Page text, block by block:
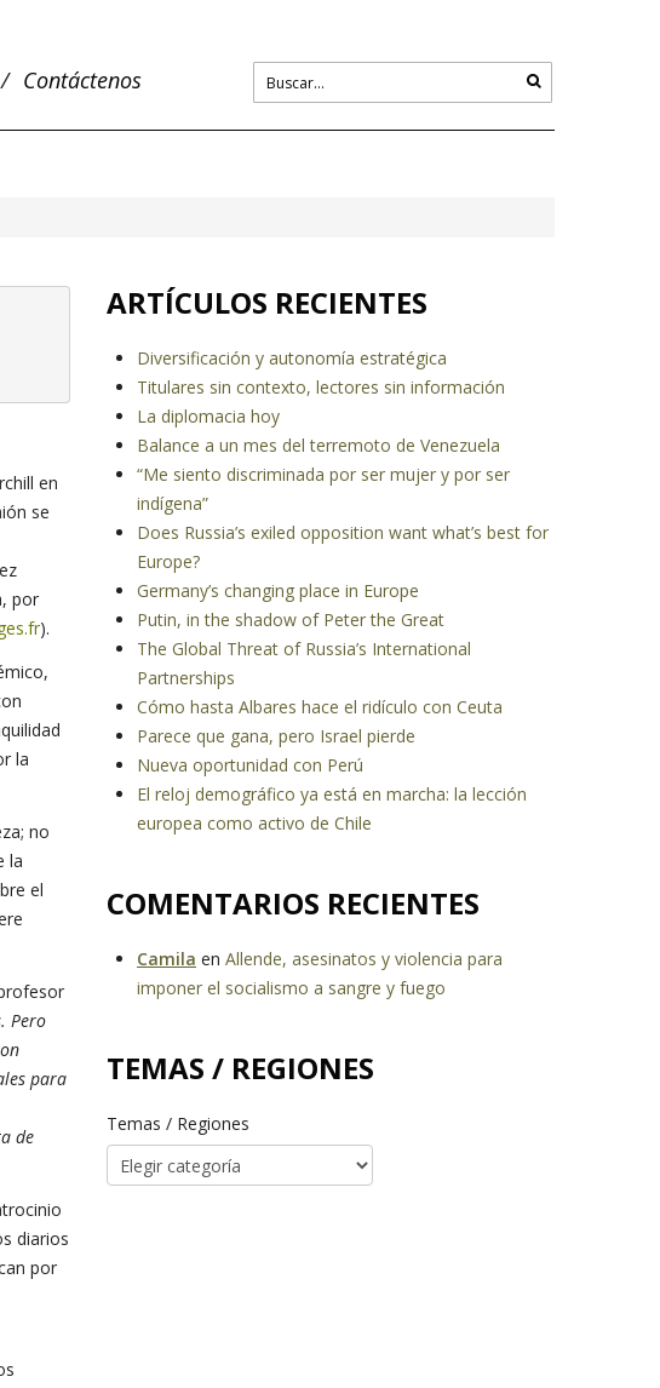
Contáctenos
en
se
por
).
la
no
la
el
Pero
para
de
diarios
por
ARTÍCULOS RECIENTES
Diversificación y autonomía estratégica
Titulares sin contexto, lectores sin información
La diplomacia hoy
Balance a un mes del terremoto de Venezuela
“Me siento discriminada por ser mujer y por ser
indígena”
Does Russia’s exiled opposition want what’s best for
Europe?
Germany’s changing place in Europe
Putin, in the shadow of Peter the Great
The Global Threat of Russia’s International
Partnerships
Cómo hasta Albares hace el ridículo con Ceuta
Parece que gana, pero Israel pierde
Nueva oportunidad con Perú
El reloj demográfico ya está en marcha: la lección
europea como activo de Chile
COMENTARIOS RECIENTES
Camila en Allende, asesinatos y violencia para
imponer el socialismo a sangre y fuego
TEMAS / REGIONES
Temas / Regiones